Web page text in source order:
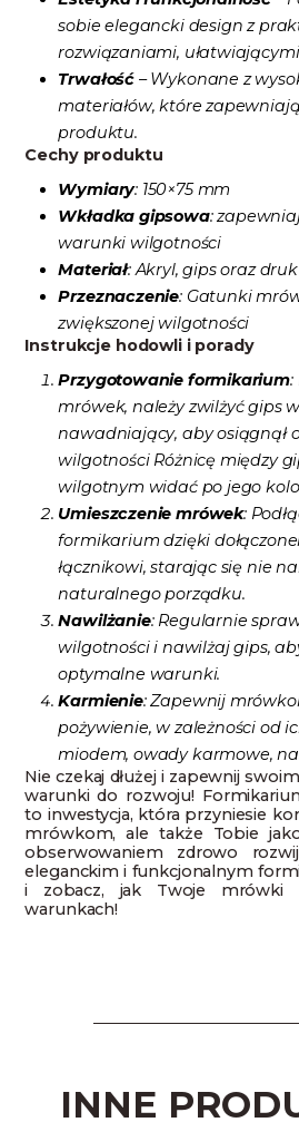
sobie elegancki design z
rozwiązaniami,
Trwałość– Wykonane z
materiałów, które
produktu.
Cechy produktu
Wymiary: 150×75 mm
Wkładka gipsowa:
warunki wilgotności
Materiał: Akryl, gips oraz
Przeznaczenie: Gatunki
zwiększonej wilgotności
Instrukcje hodowli i porady
Przygotowanie formikarium:
mrówek, należy zwilżyć gips
nawadniający, aby osiągnął
wilgotności Różnicę między
wilgotnym widać po jego
Umieszczenie mrówek:
formikarium dzięki
łącznikowi, starając się nie
naturalnego porządku.
Nawilżanie: Regularnie
wilgotności i nawilżaj gips,
optymalne warunki.
Karmienie: Zapewnij
pożywienie, w zależności od
miodem, owady karmowe,
Nie czekaj dłużej i zapewnij
warunki do rozwoju!
to inwestycja, która przyniesie
mrówkom, ale także Tobie
obserwowaniem zdrowo
eleganckim i funkcjonalnym
i zobacz, jak Twoje mrówki
warunkach!
INNE